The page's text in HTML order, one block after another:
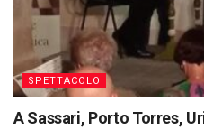
SPETTACOLO
A Sassari, Porto Torres,